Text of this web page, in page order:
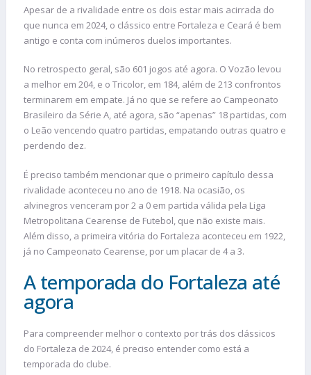
Apesar de a rivalidade entre os dois estar mais acirrada do
que nunca em 2024, o clássico entre Fortaleza e Ceará é bem
antigo e conta com inúmeros duelos importantes.
No retrospecto geral, são 601 jogos até agora. O Vozão levou
a melhor em 204, e o Tricolor, em 184, além de 213 confrontos
terminarem em empate. Já no que se refere ao Campeonato
Brasileiro da Série A, até agora, são “apenas” 18 partidas, com
o Leão vencendo quatro partidas, empatando outras quatro e
perdendo dez.
É preciso também mencionar que o primeiro capítulo dessa
rivalidade aconteceu no ano de 1918. Na ocasião, os
alvinegros venceram por 2 a 0 em partida válida pela Liga
Metropolitana Cearense de Futebol, que não existe mais.
Além disso, a primeira vitória do Fortaleza aconteceu em 1922,
já no Campeonato Cearense, por um placar de 4 a 3.
A temporada do Fortaleza até
agora
Para compreender melhor o contexto por trás dos clássicos
do Fortaleza de 2024, é preciso entender como está a
temporada do clube.